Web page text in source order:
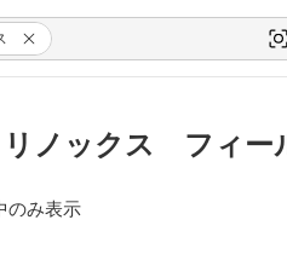
リノックス フィー
のみ表示